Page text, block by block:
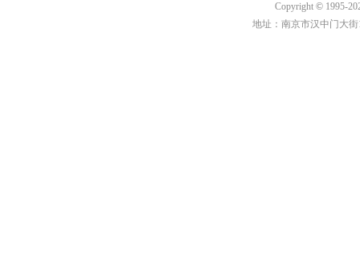
Copyright © 1995-
地址：南京市汉中门大街